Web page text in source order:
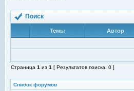
Поиск
Темы Автор
Страница 1 из 1 [ Результатов поиска: 0 ]
Список форумов